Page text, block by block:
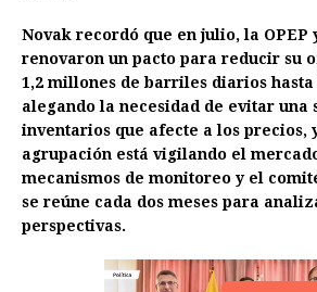
Novak recordó que en julio, la OPEP
renovaron un pacto para reducir su
1,2 millones de barriles diarios hasta
alegando la necesidad de evitar una
inventarios que afecte a los precios,
agrupación está vigilando el
mecanismos de monitoreo y el
se reúne cada dos meses para
perspectivas.